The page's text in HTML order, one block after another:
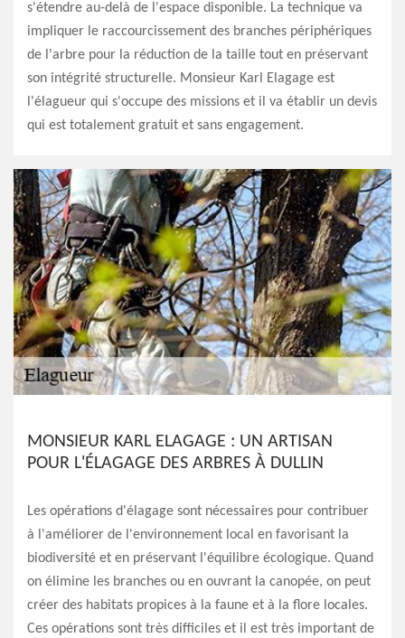
s'étendre au-delà de l'espace disponible. La technique va
impliquer le raccourcissement des branches périphériques
de l'arbre pour la réduction de la taille tout en préservant
son intégrité structurelle. Monsieur Karl Elagage est
l'élagueur qui s'occupe des missions et il va établir un devis
qui est totalement gratuit et sans engagement.
MONSIEUR KARL ELAGAGE : UN ARTISAN
POUR L'ÉLAGAGE DES ARBRES À DULLIN
Les opérations d'élagage sont nécessaires pour contribuer
à l'améliorer de l'environnement local en favorisant la
biodiversité et en préservant l'équilibre écologique. Quand
on élimine les branches ou en ouvrant la canopée, on peut
créer des habitats propices à la faune et à la flore locales.
Ces opérations sont très difficiles et il est très important de